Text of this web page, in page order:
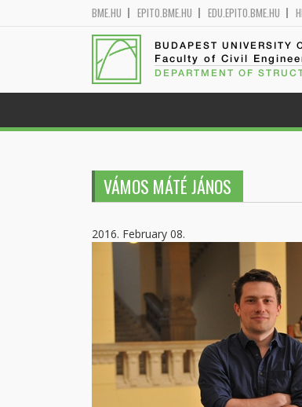
BME.HU EPITO.BME.HU EDU.EPITO.BME.HU
BUDAPEST UNIVERSITY
Faculty of Civil
DEPARTMENT OF
VÁMOS MÁTÉ JÁNOS
2016. February 08.